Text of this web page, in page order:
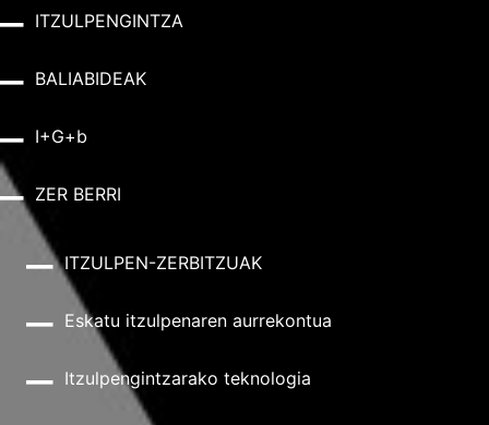
ITZULPENGINTZA
BALIABIDEAK
I+G+b
ZER BERRI
ITZULPEN-ZERBITZUAK
Eskatu itzulpenaren aurrekontua
Itzulpengintzarako teknologia